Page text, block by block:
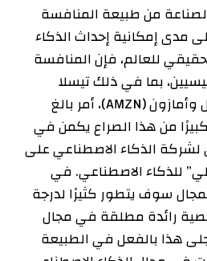
من طبيعة المنافسة
مدى إمكانية إحداث الذكاء
للعالم، فإن المنافسة
بما في ذلك تيسلا
ومايكروسوفت وجوجل وأمازون (AMZN)، أمر بالغ
من هذا الصراع يكمن في
الذكاء الاصطناعي على
للذكاء الاصطناعي. في
سوف يتطور كثيرًا لدرجة
رائدة مطلقة في مجال
هذا بالفعل في الطبيعة